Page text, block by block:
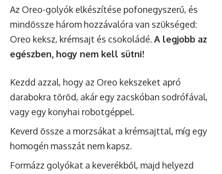
Az Oreo-golyók elkészítése pofonegyszerű, és
mindössze három hozzávalóra van szükséged:
Oreo keksz, krémsajt és csokoládé. A legjobb az
egészben, hogy nem kell sütni!
Kezdd azzal, hogy az Oreo kekszeket apró
darabokra töröd, akár egy zacskóban sodrófával,
vagy egy konyhai robotgéppel.
Keverd össze a morzsákat a krémsajttal, míg egy
homogén masszát nem kapsz.
Formázz golyókat a keverékből, majd helyezd